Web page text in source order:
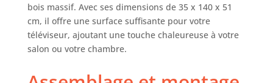
bois massif. Avec ses dimensions de 35 x 140 x 51
cm, il offre une surface suffisante pour votre
téléviseur, ajoutant une touche chaleureuse à votre
salon ou votre chambre.